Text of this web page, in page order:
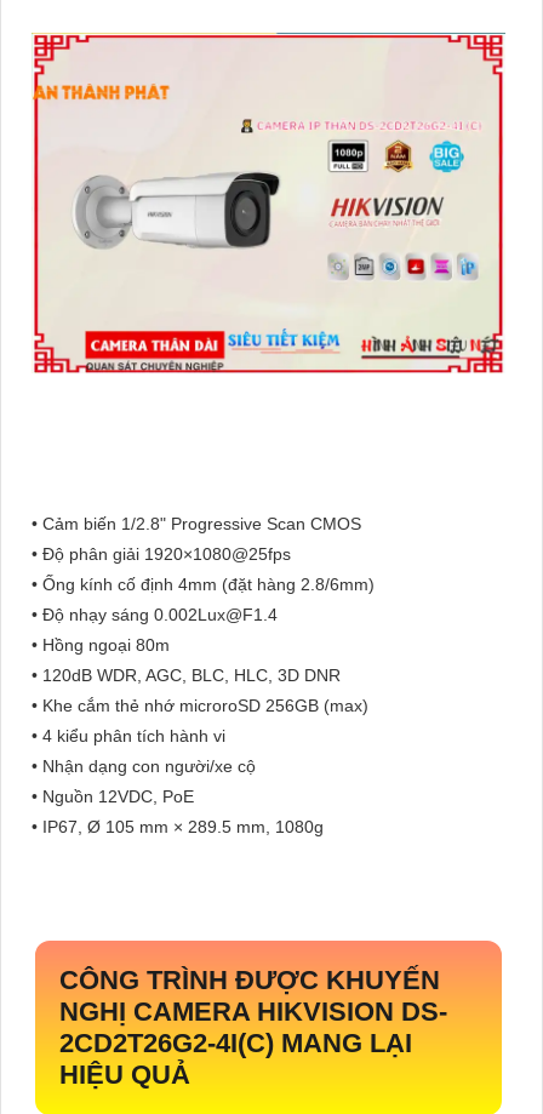
• Cảm biến 1/2.8" Progressive Scan CMOS
• Độ phân giải 1920×1080@25fps
• Ống kính cố định 4mm (đặt hàng 2.8/6mm)
• Độ nhạy sáng 0.002Lux@F1.4
• Hồng ngoại 80m
• 120dB WDR, AGC, BLC, HLC, 3D DNR
• Khe cắm thẻ nhớ microroSD 256GB (max)
• 4 kiểu phân tích hành vi
• Nhận dạng con người/xe cộ
• Nguồn 12VDC, PoE
• IP67, Ø 105 mm × 289.5 mm, 1080g
CÔNG TRÌNH ĐƯỢC KHUYẾN
NGHỊ CAMERA HIKVISION DS-
2CD2T26G2-4I(C) MANG LẠI
HIỆU QUẢ